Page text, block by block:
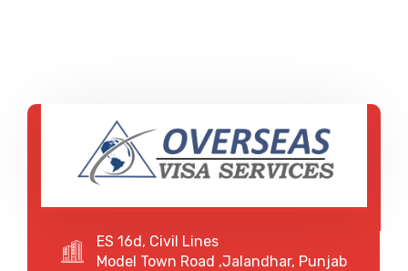
ES 16d, Civil Lines
Model Town Road ,Jalandhar, Punjab